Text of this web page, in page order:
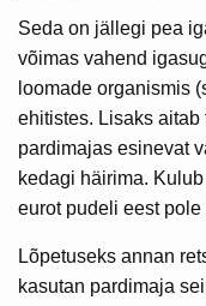
Seda on jällegi pea
võimas vahend
loomade organismis
ehitistes. Lisaks
pardimajas esinevat
kedagi häirima.
eurot pudeli eest
Lõpetuseks annan
kasutan pardimaja